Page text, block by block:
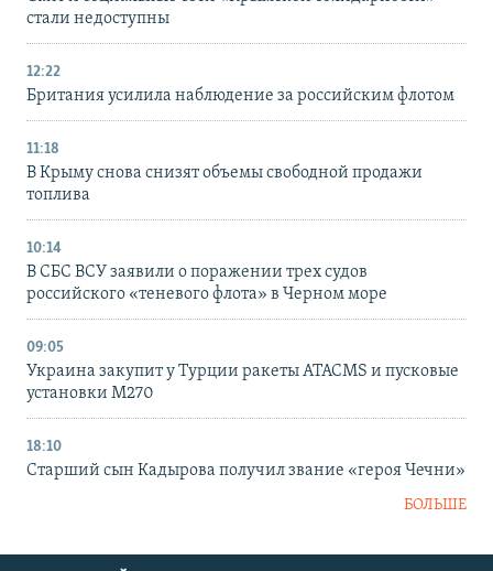
стали недоступны
12:22
Британия усилила наблюдение за российским флотом
11:18
В Крыму снова снизят объемы свободной продажи
топлива
10:14
В СБС ВСУ заявили о поражении трех судов
российского «теневого флота» в Черном море
09:05
Украина закупит у Турции ракеты ATACMS и пусковые
установки M270
18:10
Старший сын Кадырова получил звание «героя Чечни»
БОЛЬШЕ